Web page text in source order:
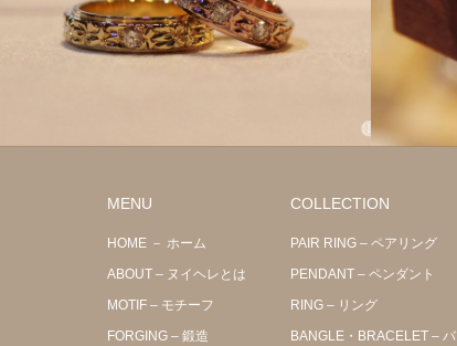
MENU
HOME － ホーム
ABOUT – ヌイヘレとは
MOTIF – モチーフ
FORGING – 鍛造
COLLECTION
PAIR RING – ペアリング
PENDANT – ペンダント
RING – リング
BANGLE・BRACELET – バ